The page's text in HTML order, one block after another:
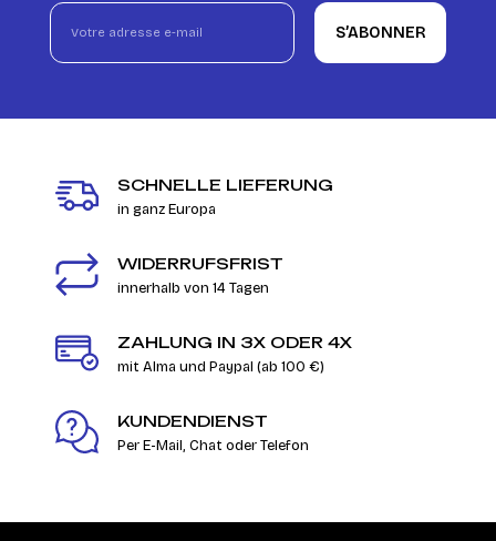
S’ABONNER
SCHNELLE LIEFERUNG
in ganz Europa
WIDERRUFSFRIST
innerhalb von 14 Tagen
ZAHLUNG IN 3X ODER 4X
mit Alma und Paypal (ab 100 €)
KUNDENDIENST
Per E-Mail, Chat oder Telefon